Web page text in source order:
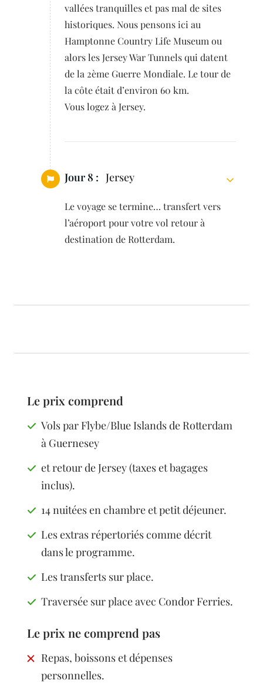
vallées tranquilles et pas mal de sites
historiques. Nous pensons ici au
Hamptonne Country Life Museum ou
alors les Jersey War Tunnels qui datent
de la 2ème Guerre Mondiale. Le tour de
la côte était d’environ 60 km.
Vous logez à Jersey.
Jour 8 : Jersey
Le voyage se termine… transfert vers
l’aéroport pour votre vol retour à
destination de Rotterdam.
Le prix comprend
Vols par Flybe/Blue Islands de Rotterdam
à Guernesey
et retour de Jersey (taxes et bagages
inclus).
14 nuitées en chambre et petit déjeuner.
Les extras répertoriés comme décrit
dans le programme.
Les transferts sur place.
Traversée sur place avec Condor Ferries.
Le prix ne comprend pas
Repas, boissons et dépenses
personnelles.